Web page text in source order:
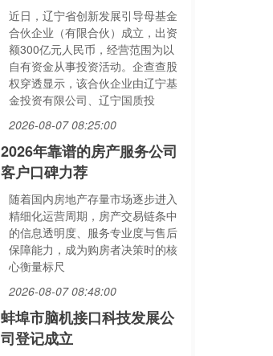
近日，辽宁省创新发展引导母基金
合伙企业（有限合伙）成立，出资
额300亿元人民币，经营范围为以
自有资金从事投资活动。企查查股
权穿透显示，该合伙企业由辽宁基
金投资有限公司、辽宁国质投
2026-08-07 08:25:00
2026年靠谱的房产服务公司
客户口碑力荐
随着国内房地产存量市场逐步进入
精细化运营周期，房产交易链条中
的信息透明度、服务专业度与售后
保障能力，成为购房者决策时的核
心衡量标尺
2026-08-07 08:48:00
蚌埠市脑机接口科技发展公
司登记成立